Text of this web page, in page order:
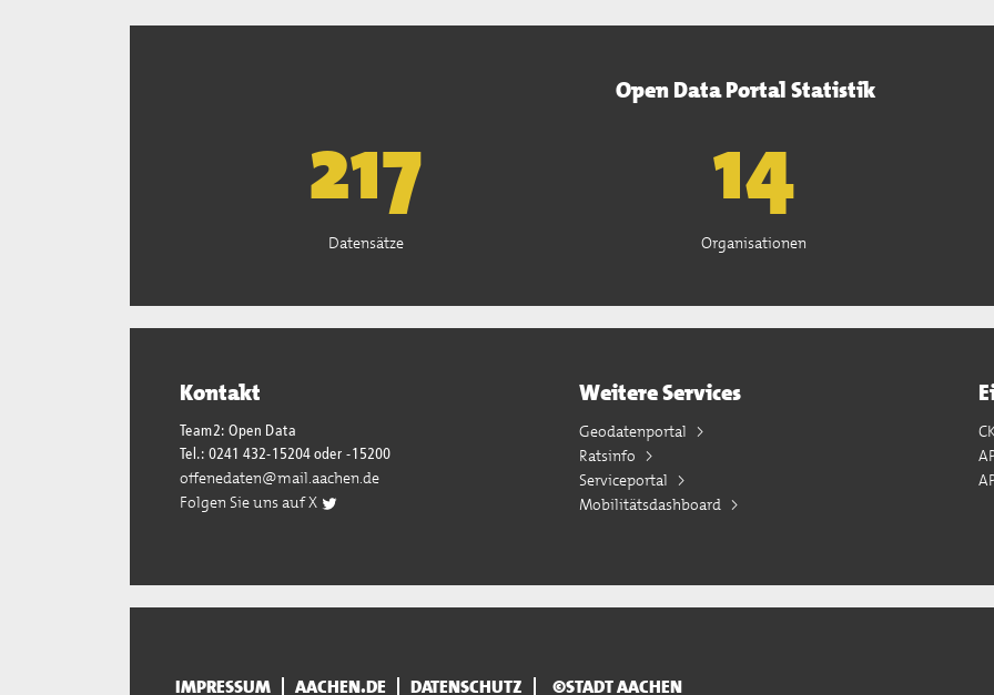
Open Data Portal Statistik
221
Datensätze
15
Organisationen
Kontakt
Team2: Open Data
Tel.: 0241 432-15204 oder -15200
offenedaten@mail.aachen.de
Folgen Sie uns auf X
Weitere Services
Geodatenportal
Ratsinfo
Serviceportal
Mobilitätsdashboard
IMPRESSUM AACHEN.DE DATENSCHUTZ ©STADT AACHEN